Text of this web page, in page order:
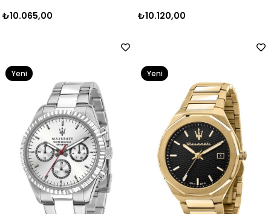
₺10.065,00 ₺10.120,00
Yeni
Yeni